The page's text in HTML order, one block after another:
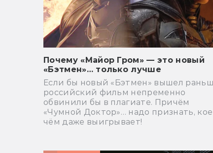
Почему «Майор Гром» — это новый
«Бэтмен»… только лучше
Если бы новый «Бэтмен» вышел
российский фильм непременно
обвинили бы в плагиате. Причём
«Чумной Доктор»… надо признать,
чём даже выигрывает!